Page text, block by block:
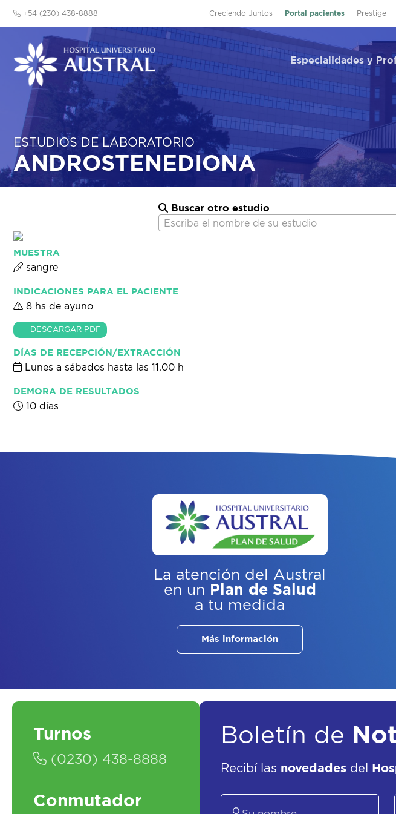
Creciendo Juntos Portal pacientes Prestige
+54 (230) 438-8888
Especialidades y
ESTUDIOS DE LABORATORIO
ANDROSTENEDIONA
Buscar otro estudio
Escriba el nombre de su estudio
MUESTRA
sangre
INDICACIONES PARA EL PACIENTE
8 hs de ayuno
DESCARGAR PDF
DÍAS DE RECEPCIÓN/EXTRACCIÓN
Lunes a sábados hasta las 11.00 h
DEMORA DE RESULTADOS
10 días
La atención del Austral
en un Plan de Salud
a tu medida
Más información
Turnos
(0230) 438-8888
Conmutador
Boletín de
Recibí las novedades del